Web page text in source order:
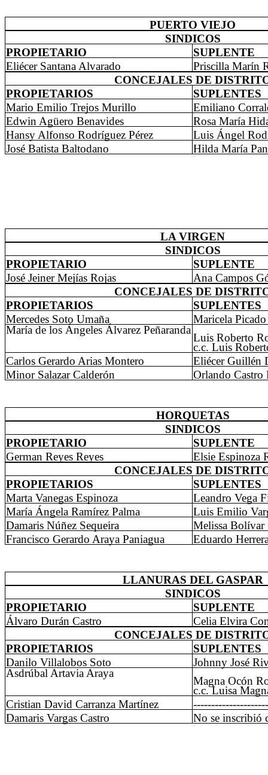
PUERTO VIEJO
SINDICOS
PROPIETARIO
SUPLENTE
Eliécer Santana Alvarado
Priscilla Marín
CONCEJALES DE
PROPIETARIOS
SUPLENTES
Mario Emilio Trejos Murillo
Emiliano
Edwin Agüero Benavides
Rosa María
Hansy Alfonso Rodríguez Pérez
Luis Ángel
José Batista Baltodano
Hilda María
LA VIRGEN
SINDICOS
PROPIETARIO
SUPLENTE
José Jeiner Mejías Rojas
Ana Campos
CONCEJALES DE
PROPIETARIOS
SUPLENTES
Mercedes Soto Umaña
Maricela
María de los Ángeles Álvarez Peñaranda
Luis Roberto
c.c. Luis
Carlos Gerardo Arias Montero
Eliécer Guillén
Minor Salazar Calderón
Orlando Castro
HORQUETAS
SINDICOS
PROPIETARIO
SUPLENTE
German Reyes Reyes
Elsie Espinoza
CONCEJALES DE
PROPIETARIOS
SUPLENTES
Marta Vanegas Espinoza
Leandro Vega
María Ángela Ramírez Palma
Luis Emilio
Damaris Núñez Sequeira
Melissa Bolívar
Francisco Gerardo Araya Paniagua
Eduardo
LLANURAS DEL GASPAR
SINDICOS
PROPIETARIO
SUPLENTE
Álvaro Durán Castro
Celia Elvira
CONCEJALES DE
PROPIETARIOS
SUPLENTES
Danilo Villalobos Soto
Johnny José
Asdrúbal Artavia Araya
Magna Ocón
c.c. Luisa
Cristian David Carranza Martínez
Damaris Vargas Castro
No se inscribió